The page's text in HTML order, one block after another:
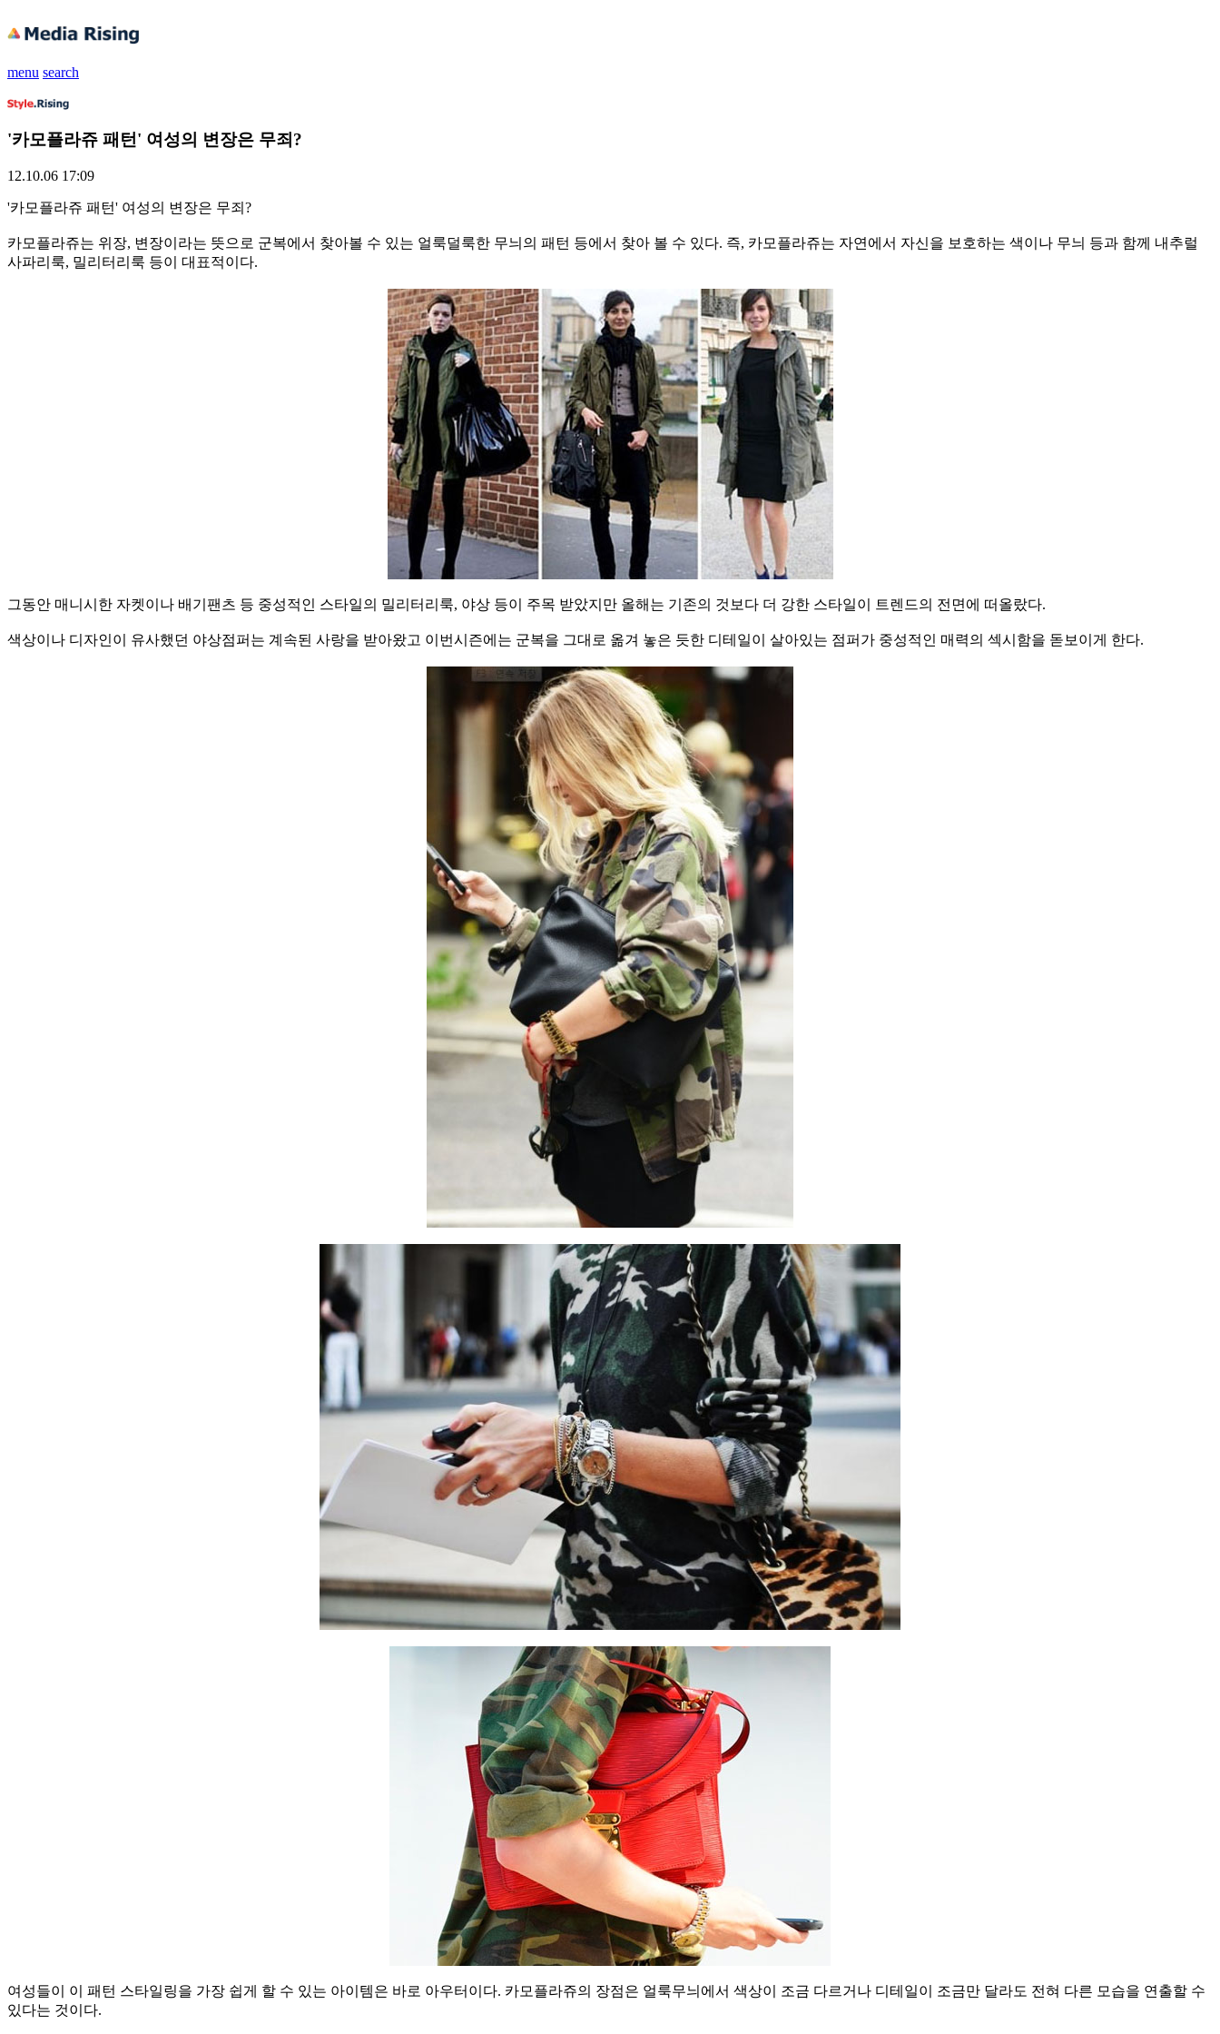
menu search
'카모플라쥬 패턴' 여성의 변장은 무죄?
12.10.06 17:09
'카모플라쥬 패턴' 여성의 변장은 무죄?
카모플라쥬는 위장, 변장이라는 뜻으로 군복에서 찾아볼 수 있는 얼룩덜룩한 무늬의 패턴 등에서 찾아 볼 수 있다. 즉, 카모플라쥬는 자연에서 자신을 보호하는 색이나 무늬 등과 함께 내추럴
사파리룩, 밀리터리룩 등이 대표적이다.
그동안 매니시한 자켓이나 배기팬츠 등 중성적인 스타일의 밀리터리룩, 야상 등이 주목 받았지만 올해는 기존의 것보다 더 강한 스타일이 트렌드의 전면에 떠올랐다.
색상이나 디자인이 유사했던 야상점퍼는 계속된 사랑을 받아왔고 이번시즌에는 군복을 그대로 옮겨 놓은 듯한 디테일이 살아있는 점퍼가 중성적인 매력의 섹시함을 돋보이게 한다.
여성들이 이 패턴 스타일링을 가장 쉽게 할 수 있는 아이템은 바로 아우터이다. 카모플라쥬의 장점은 얼룩무늬에서 색상이 조금 다르거나 디테일이 조금만 달라도 전혀 다른 모습을 연출할 수
있다는 것이다.